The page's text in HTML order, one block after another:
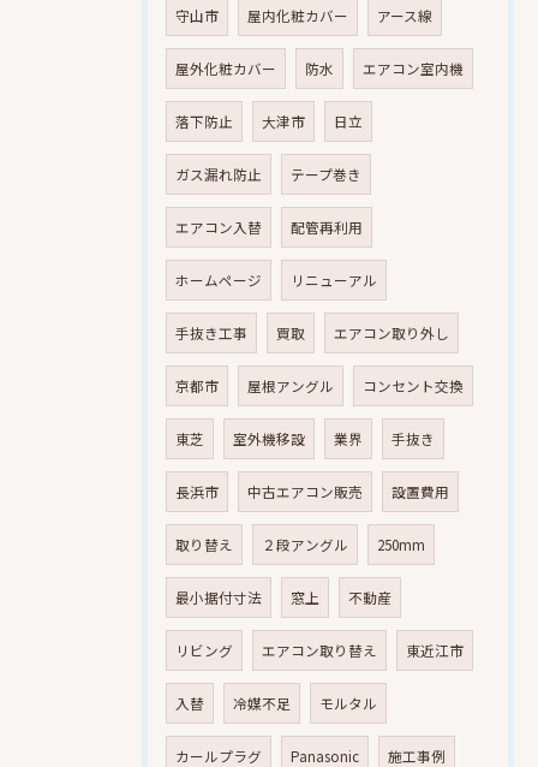
守山市 屋内化粧カバー アース線
屋外化粧カバー 防水 エアコン室内機
落下防止 大津市 日立
ガス漏れ防止 テープ巻き
エアコン入替 配管再利用
ホームページ リニューアル
手抜き工事 買取 エアコン取り外し
京都市 屋根アングル コンセント交換
東芝 室外機移設 業界 手抜き
長浜市 中古エアコン販売 設置費用
取り替え ２段アングル 250mm
最小据付寸法 窓上 不動産
リビング エアコン取り替え 東近江市
入替 冷媒不足 モルタル
カールプラグ Panasonic 施工事例